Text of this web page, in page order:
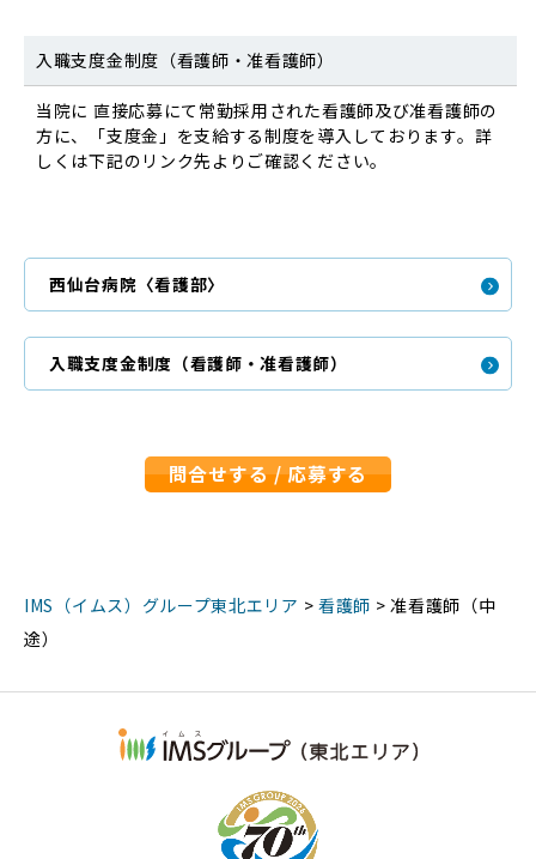
入職支度金制度（看護師・准看護師）
当院に 直接応募にて常勤採用された看護師及び准看護師の
方に、「支度金」を支給する制度を導入しております。詳
しくは下記のリンク先よりご確認ください。
西仙台病院〈看護部〉
入職支度金制度（看護師・准看護師）
問合せする / 応募する
IMS（イムス）グループ東北エリア >看護師 > 准看護師（中
途）